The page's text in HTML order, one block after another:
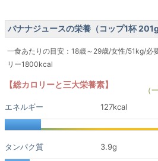
バナナジュースの栄養（コップ1杯 201g
一食あたりの目安：18歳～29歳/女性/51kg/必
リー1800kcal
【総カロリーと三大栄養素】
（
エネルギー
127kcal
タンパク質 3.9g